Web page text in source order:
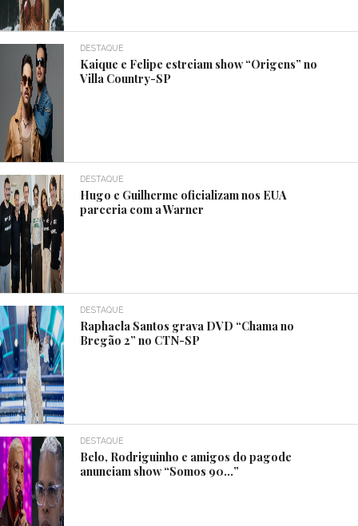
DESTAQUE
Kaique e Felipe estreiam show “Origens” no
Villa Country-SP
DESTAQUE
Hugo e Guilherme oficializam nos EUA
parceria com a Warner
DESTAQUE
Raphaela Santos grava DVD “Chama no
Bregão 2” no CTN-SP
DESTAQUE
Belo, Rodriguinho e amigos do pagode
anunciam show “Somos 90…”